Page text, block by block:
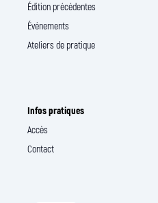
Édition précédentes
Événements
Ateliers de pratique
Infos pratiques
Accès
Contact